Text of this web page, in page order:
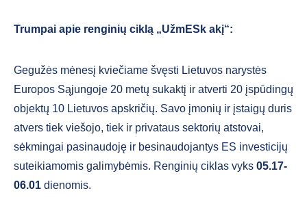
Trumpai apie renginių ciklą „UžmESk akį“:
Gegužės mėnesį kviečiame švęsti Lietuvos narystės
Europos Sąjungoje 20 metų sukaktį ir atverti 20 įspūdingų
objektų 10 Lietuvos apskričių. Savo įmonių ir įstaigų duris
atvers tiek viešojo, tiek ir privataus sektorių atstovai,
sėkmingai pasinaudoję ir besinaudojantys ES investicijų
suteikiamomis galimybėmis. Renginių ciklas vyks 05.17-
06.01 dienomis.